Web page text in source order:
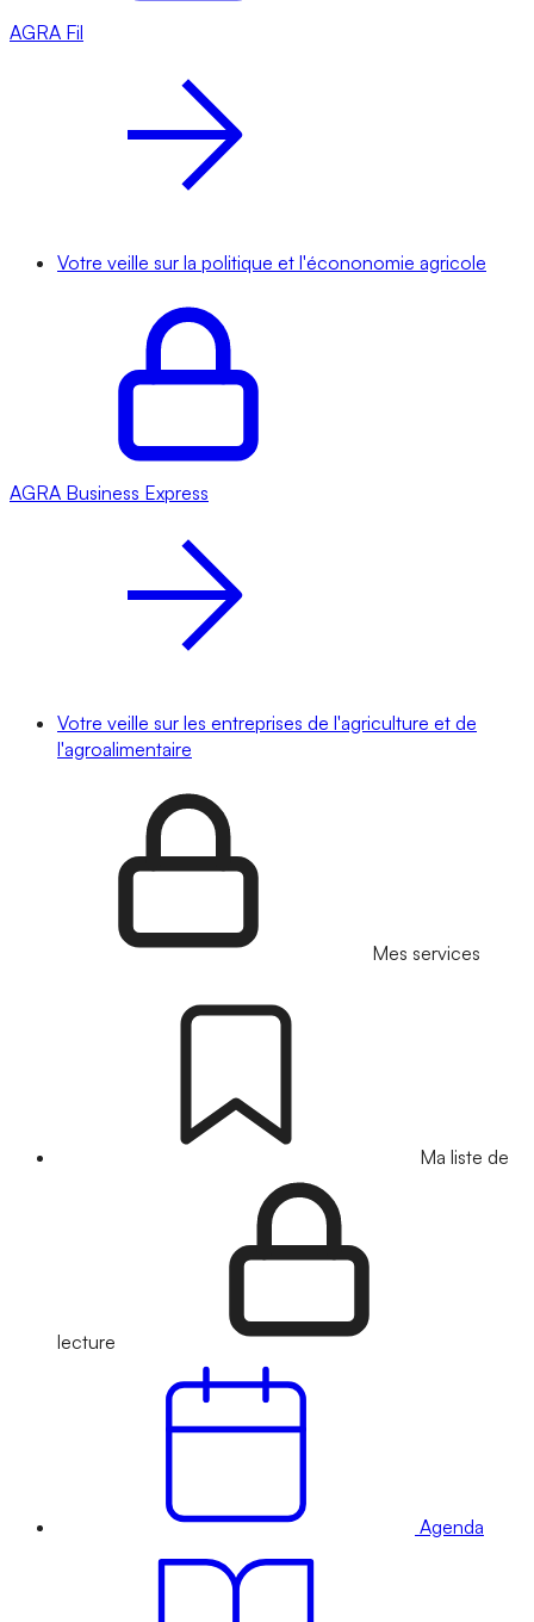
AGRA Fil
Votre veille sur la politique et l'écononomie agricole
AGRA Business Express
Votre veille sur les entreprises de l'agriculture et de
l'agroalimentaire
Mes services
Ma liste de
lecture
Agenda